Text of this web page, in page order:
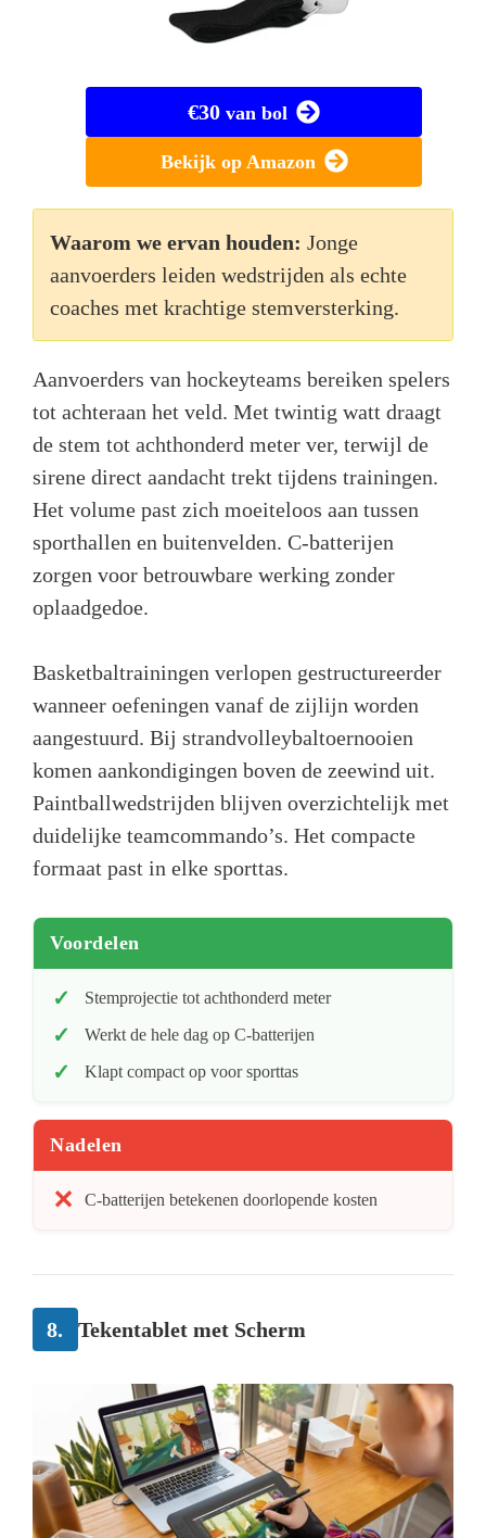
€30 van bol
Bekijk op Amazon
Waarom we ervan houden: Jonge
aanvoerders leiden wedstrijden als echte
coaches met krachtige stemversterking.
Aanvoerders van hockeyteams bereiken spelers
tot achteraan het veld. Met twintig watt draagt
de stem tot achthonderd meter ver, terwijl de
sirene direct aandacht trekt tijdens trainingen.
Het volume past zich moeiteloos aan tussen
sporthallen en buitenvelden. C-batterijen
zorgen voor betrouwbare werking zonder
oplaadgedoe.
Basketbaltrainingen verlopen gestructureerder
wanneer oefeningen vanaf de zijlijn worden
aangestuurd. Bij strandvolleybaltoernooien
komen aankondigingen boven de zeewind uit.
Paintballwedstrijden blijven overzichtelijk met
duidelijke teamcommando’s. Het compacte
formaat past in elke sporttas.
Voordelen
Stemprojectie tot achthonderd meter
Werkt de hele dag op C-batterijen
Klapt compact op voor sporttas
Nadelen
C-batterijen betekenen doorlopende kosten
8. Tekentablet met Scherm